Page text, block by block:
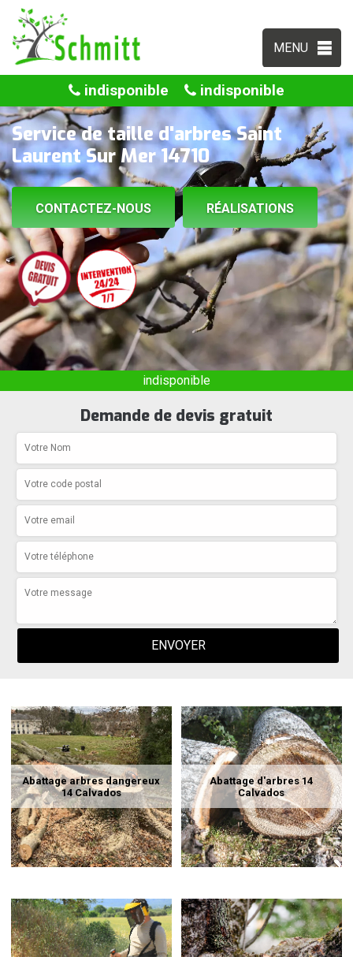
MENU
indisponible indisponible
Service de taille d'arbres Saint
Laurent Sur Mer 14710
CONTACTEZ-NOUS RÉALISATIONS
indisponible
Demande de devis gratuit
Abattage arbres dangereux
14 Calvados
Abattage d'arbres 14
Calvados